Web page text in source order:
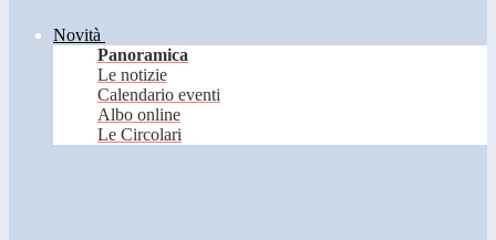
Novità
Panoramica
Le notizie
Calendario eventi
Albo online
Le Circolari